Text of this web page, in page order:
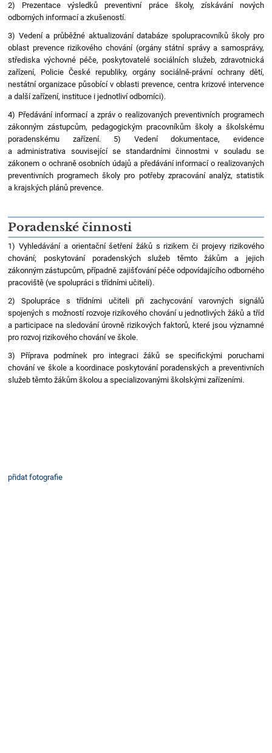
2) Prezentace výsledků preventivní práce školy, získávání nových
odborných informací a zkušeností.
3) Vedení a průběžné aktualizování databáze spolupracovníků školy pro
oblast prevence rizikového chování (orgány státní správy a samosprávy,
střediska výchovné péče, poskytovatelé sociálních služeb, zdravotnická
zařízení, Policie České republiky, orgány sociálně-právní ochrany dětí,
nestátní organizace působící v oblasti prevence, centra krizové intervence
a další zařízení, instituce i jednotliví odborníci).
4) Předávání informací a zpráv o realizovaných preventivních programech
zákonným zástupcům, pedagogickým pracovníkům školy a školskému
poradenskému zařízení. 5) Vedení dokumentace, evidence
a administrativa související se standardními činnostmi v souladu se
zákonem o ochraně osobních údajů a předávání informací o realizovaných
preventivních programech školy pro potřeby zpracování analýz, statistik
a krajských plánů prevence.
Poradenské činnosti
1) Vyhledávání a orientační šetření žáků s rizikem či projevy rizikového
chování; poskytování poradenských služeb těmto žákům a jejich
zákonným zástupcům, případně zajišťování péče odpovídajícího odborného
pracoviště (ve spolupráci s třídními učiteli).
2) Spolupráce s třídními učiteli při zachycování varovných signálů
spojených s možností rozvoje rizikového chování u jednotlivých žáků a tříd
a participace na sledování úrovně rizikových faktorů, které jsou významné
pro rozvoj rizikového chování ve škole.
3) Příprava podmínek pro integraci žáků se specifickými poruchami
chování ve škole a koordinace poskytování poradenských a preventivních
služeb těmto žákům školou a specializovanými školskými zařízeními.
přidat fotografie